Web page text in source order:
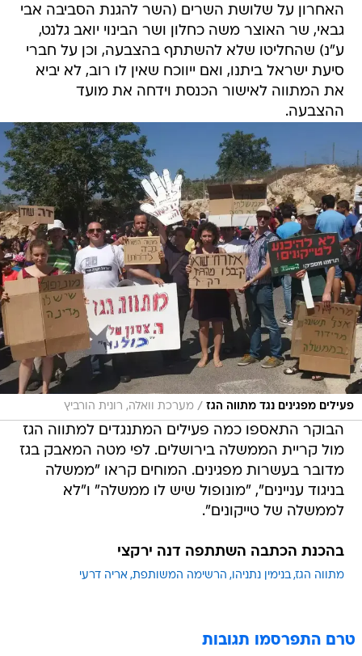
האחרון על שלושת השרים (השר להגנת הסביבה אבי
גבאי, שר האוצר משה כחלון ושר הבינוי יואב גלנט,
ע"נ) שהחליטו שלא להשתתף בהצבעה, וכן על חברי
סיעת ישראל ביתנו, ואם ייווכח שאין לו רוב, לא יביא
את המתווה לאישור הכנסת וידחה את מועד
ההצבעה.
פעילים מפגינים נגד מתווה הגז / מערכת וואלה, רונית הורביץ
הבוקר התאספו כמה פעילים המתנגדים למתווה הגז
מול קריית הממשלה בירושלים. לפי מטה המאבק בגז
מדובר בעשרות מפגינים. המוחים קראו "ממשלה
בניגוד עניינים", "מונופול שיש לו ממשלה" ו"לא
לממשלה של טייקונים".
בהכנת הכתבה השתתפה דנה ירקצי
מתווה הגז בנימין נתניהו הרשימה המשותפת אריה דרעי
טרם התפרסמו תגובות